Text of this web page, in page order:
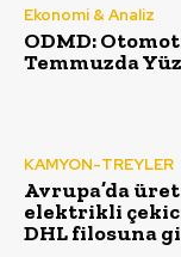
Ekonomi & Analiz
ODMD:
Temmuzda
KAMYON-TREYLER
Avrupa’da
elektrikli çekici
DHL filosuna